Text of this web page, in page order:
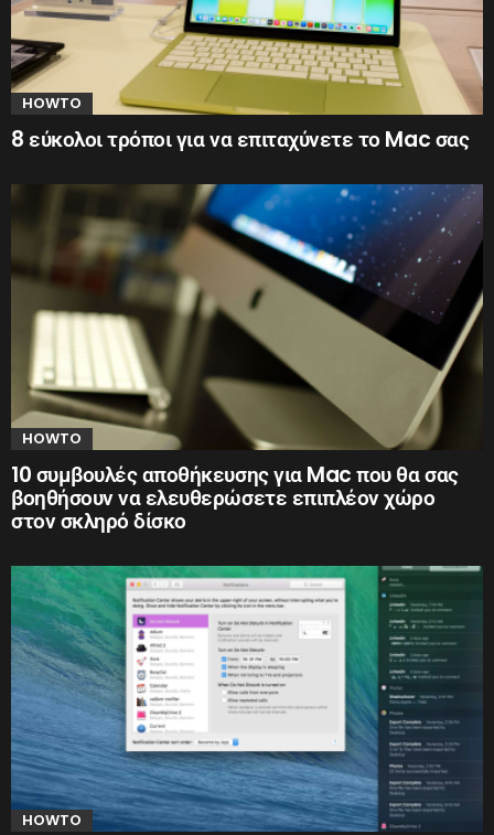
HOWTO
8 εύκολοι τρόποι για να επιταχύνετε το Mac σας
HOWTO
10 συμβουλές αποθήκευσης για Mac που θα σας
βοηθήσουν να ελευθερώσετε επιπλέον χώρο
στον σκληρό δίσκο
HOWTO